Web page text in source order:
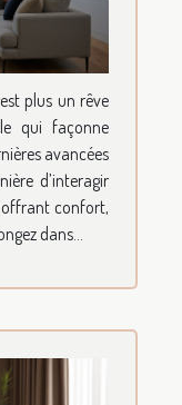
votre
plus un rêve
qui façonne
avancées
d’interagir
offrant confort,
dans...